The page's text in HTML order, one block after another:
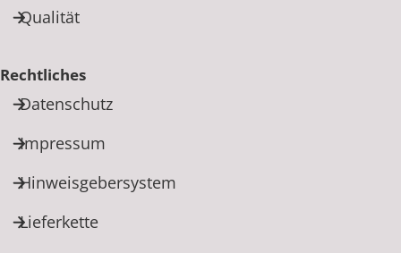
Qualität
Rechtliches
Datenschutz
Impressum
Hinweisgebersystem
Lieferkette